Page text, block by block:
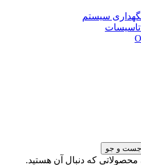
سیستم
تاسیسات
جست و جو
که دنبال آن هستید.